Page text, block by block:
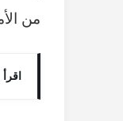
من